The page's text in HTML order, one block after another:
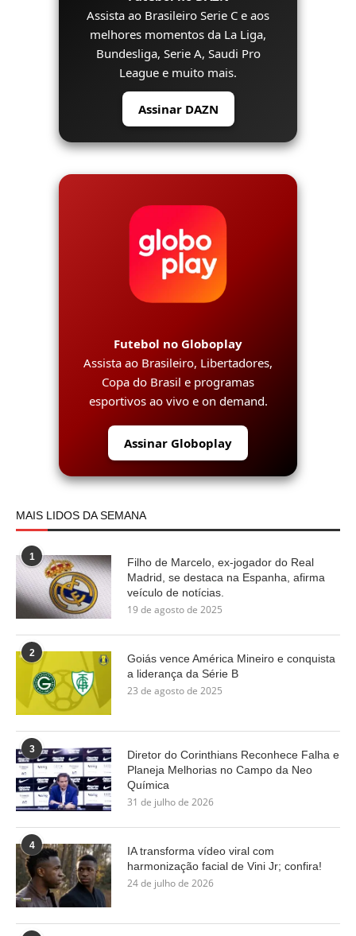
Assista ao Brasileiro Serie C e aos
melhores momentos da La Liga,
Bundesliga, Serie A, Saudi Pro
League e muito mais.
Assinar DAZN
Futebol no Globoplay
Assista ao Brasileiro, Libertadores,
Copa do Brasil e programas
esportivos ao vivo e on demand.
Assinar Globoplay
MAIS LIDOS DA SEMANA
1
Filho de Marcelo, ex-jogador do Real
Madrid, se destaca na Espanha, afirma
veículo de notícias.
19 de agosto de 2025
2
Goiás vence América Mineiro e conquista
a liderança da Série B
23 de agosto de 2025
3
Diretor do Corinthians Reconhece Falha e
Planeja Melhorias no Campo da Neo
Química
31 de julho de 2026
4
IA transforma vídeo viral com
harmonização facial de Vini Jr; confira!
24 de julho de 2026